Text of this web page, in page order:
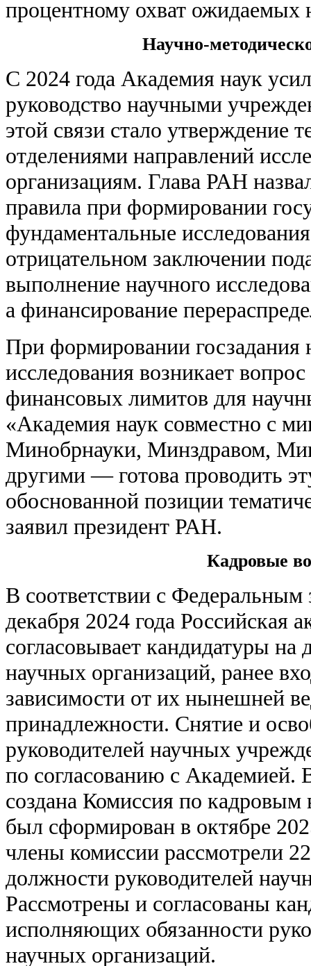
процентному охват ожидаемых
Научно-
С 2024 года Академия наук
руководство научными
этой связи стало утверждение
отделениями направлений
организациям. Глава РАН
правила при формировании
фундаментальные
отрицательном заключении
выполнение научного
а финансирование
При формировании госзадания
исследования возникает
финансовых лимитов для
«Академия наук совместно с
Минобрнауки, Минздравом,
другими — готова проводить
обоснованной позиции
заявил президент РАН.
Кадровые
В соответствии с
декабря 2024 года Российская
согласовывает кандидатуры на
научных организаций, ранее
зависимости от их нынешней
принадлежности. Снятие и
руководителей научных
по согласованию с Академией.
создана Комиссия по кадровым
был сформирован в октябре
члены комиссии рассмотрели
должности руководителей
Рассмотрены и согласованы
исполняющих обязанности
научных организаций.